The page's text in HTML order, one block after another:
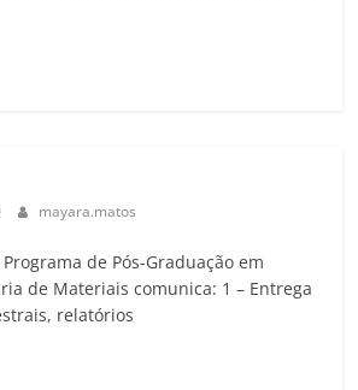
mayara.matos
de Pós-Graduação em
de Materiais comunica: 1 – Entrega
relatórios